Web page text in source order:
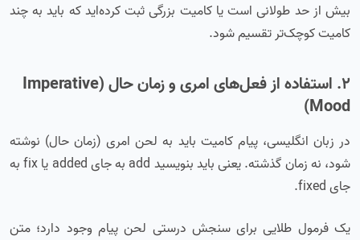
بیش از حد طولانی است یا کامیت بزرگی ثبت کرده‌اید که باید به چند
کامیت کوچک‌تر تقسیم شود.
۲. استفاده از فعل‌های امری و زمان حال (Imperative
Mood)
در زبان انگلیسی، پیام کامیت باید به لحن امری (زمان حال) نوشته
شود، نه زمان گذشته. یعنی باید بنویسید add به جای added یا fix به
جای fixed.
یک فرمول طلایی برای سنجش درستی لحن پیام وجود دارد؛ متن